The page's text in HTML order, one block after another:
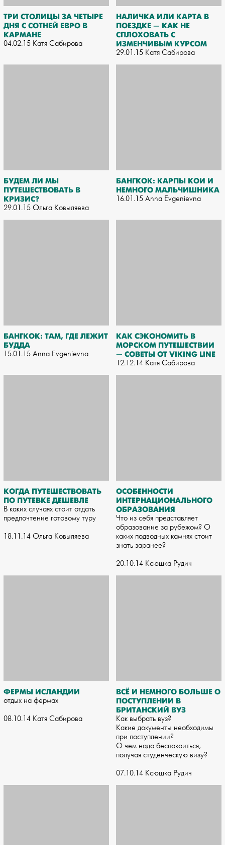
ТРИ СТОЛИЦЫ ЗА ЧЕТЫРЕ
ДНЯ С СОТНЕЙ ЕВРО В
КАРМАНЕ
04.02.15 Катя Сабирова
НАЛИЧКА ИЛИ КАРТА В
ПОЕЗДКЕ — КАК НЕ
СПЛОХОВАТЬ С
ИЗМЕНЧИВЫМ КУРСОМ
29.01.15 Катя Сабирова
БУДЕМ ЛИ МЫ
ПУТЕШЕСТВОВАТЬ В
КРИЗИС?
29.01.15 Ольга Ковыляева
БАНГКОК: КАРПЫ КОИ И
НЕМНОГО МАЛЬЧИШНИКА
16.01.15 Anna Evgenievna
БАНГКОК: ТАМ, ГДЕ ЛЕЖИТ
БУДДА
15.01.15 Anna Evgenievna
КАК СЭКОНОМИТЬ В
МОРСКОМ ПУТЕШЕСТВИИ
— СОВЕТЫ ОТ VIKING LINE
12.12.14 Катя Сабирова
КОГДА ПУТЕШЕСТВОВАТЬ
ПО ПУТЕВКЕ ДЕШЕВЛЕ
В каких случаях стоит отдать
предпочтение готовому туру
18.11.14 Ольга Ковыляева
ОСОБЕННОСТИ
ИНТЕРНАЦИОНАЛЬНОГО
ОБРАЗОВАНИЯ
Что из себя представляет
образование за рубежом? О
каких подводных камнях стоит
знать заранее?
20.10.14 Ксюшка Рудич
ФЕРМЫ ИСЛАНДИИ
отдых на фермах
08.10.14 Катя Сабирова
ВСЁ И НЕМНОГО БОЛЬШЕ О
ПОСТУПЛЕНИИ В
БРИТАНСКИЙ ВУЗ
Как выбрать вуз?
Какие документы необходимы
при поступлении?
О чем надо беспокоиться,
получая студенческую визу?
07.10.14 Ксюшка Рудич